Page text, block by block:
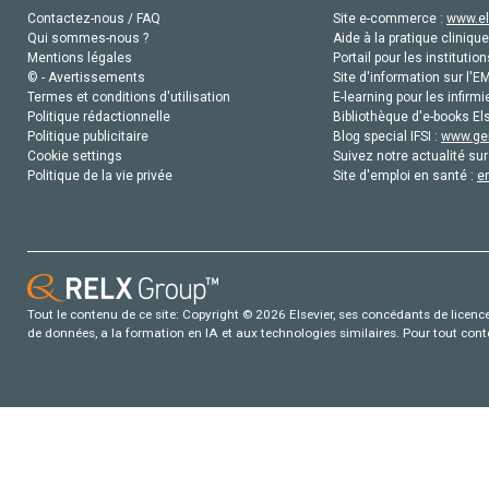
Contactez-nous / FAQ
Qui sommes-nous ?
Mentions légales
© - Avertissements
Termes et conditions d'utilisation
Politique rédactionnelle
Politique publicitaire
Cookie settings
Politique de la vie privée
Site e-commerce :
Aide à la pratique
Portail pour les
Site d'information sur
E-learning pour les
Bibliothèque d'e-books
Blog special IFSI :
Suivez notre actualité
Site d'emploi en santé :
Tout le contenu de ce site: Copyright © 2026 Elsevier, ses concédants de
de données, a la formation en IA et aux technologies similaires. Pour tout